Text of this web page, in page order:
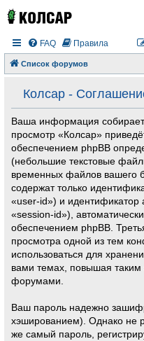
FAQ Правила
Список форумов
Колсар -
Ваша информация
просмотр «Колсар»
обеспечением phpBB
(небольшие текстовые
временных файлов вашего
содержат только
«user-id») и
«session-id»),
обеспечением phpBB.
просмотра одной из тем
использоваться для
вами темах, повышая таким
форумами.
Ваш пароль надежно
хэшированием). Однако не
же самый пароль,